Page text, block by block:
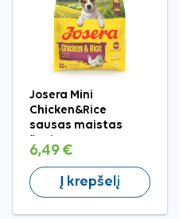
Josera Mini
Chicken&Rice
sausas maistas
6,49 €
Į krepšelį